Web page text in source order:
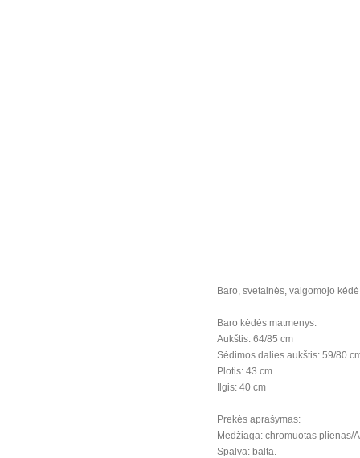
Baro, svetainės, valgomojo
Baro kėdės matmenys:
Aukštis: 64/85 cm
Sėdimos dalies aukštis: 59/80
Plotis: 43 cm
Ilgis: 40 cm
Prekės aprašymas:
Medžiaga: chromuotas plienas/
Spalva: balta.